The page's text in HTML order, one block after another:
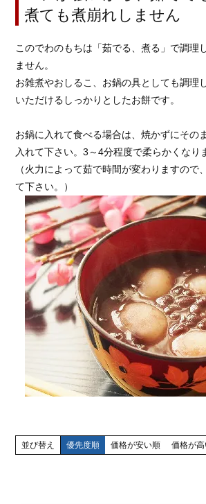
煮ても煮崩れしません
このでわのもちは「茹でる、煮る」で調理
ません。
お雑煮やおしるこ、お鍋の具としても調理
いただけるしっかりとしたお餅です。
お鍋に入れて食べる場合は、焼かずにその
入れて下さい。3～4分程度で柔らかくなり
（火力によって茹で時間が変わりますので
て下さい。）
並び替え 優先度順 価格が安い順 価格が